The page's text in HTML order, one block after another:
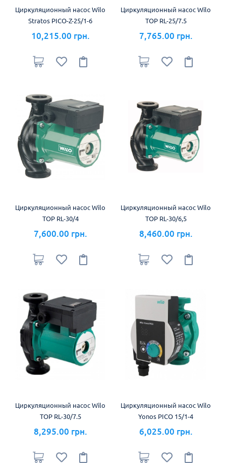
Циркуляционный насос Wilo
Stratos PICO-Z-25/1-6
10,215.00 грн.
Циркуляционный насос Wilo
TOP RL-25/7.5
7,765.00 грн.
Циркуляционный насос Wilo
TOP RL-30/4
7,600.00 грн.
Циркуляционный насос Wilo
TOP RL-30/6,5
8,460.00 грн.
Циркуляционный насос Wilo
TOP RL-30/7.5
8,295.00 грн.
Циркуляционный насос Wilo
Yonos PICO 15/1-4
6,025.00 грн.